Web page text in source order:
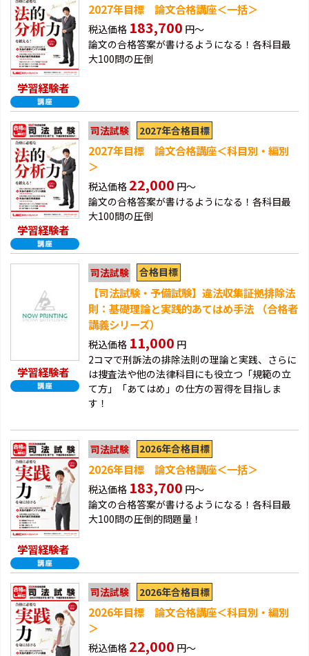
学習経験者
2027年目標 論文合格講座＜一括＞
税込価格 183,700 円～
論文の合格答案が書けるようになる！各科目最
大100問の圧倒
学習経験者
司法試験 2027年合格目標
2027年目標 論文合格講座＜科目別・編別
＞
税込価格 22,000 円～
論文の合格答案が書けるようになる！各科目最
大100問の圧倒
学習経験者
司法試験 合格目標
【司法試験・予備試験】違法収集証拠排除法
則：基礎理論と実践的あてはめ手法 （合格者
講義シリーズ）
税込価格 11,000 円
2コマで刑訴法の排除法則の理論と実践、さらに
は捜査法や他の法律科目にも役立つ「規範の立
て方」「あてはめ」の仕方の習得を目指しま
す！
学習経験者
司法試験 2026年合格目標
2026年目標 論文合格講座＜一括＞
税込価格 183,700 円～
論文の合格答案が書けるようになる！各科目最
大100問の圧倒的問題量！
司法試験 2026年合格目標
2026年目標 論文合格講座＜科目別・編別
＞
税込価格 22,000 円～